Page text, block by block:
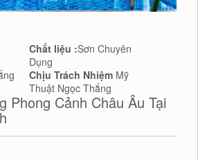
Chất liệu :Sơn Chuyên
Dụng
Chịu Trách Nhiệm Mỹ
Thuật Ngọc Thắng
Phong Cảnh Châu Âu Tại